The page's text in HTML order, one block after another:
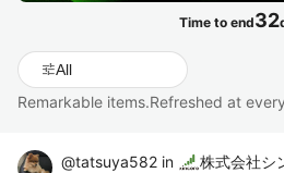
Time to end32
tuneAll
Remarkable items.Refreshed at
@tatsuya582 in 株式会社シ